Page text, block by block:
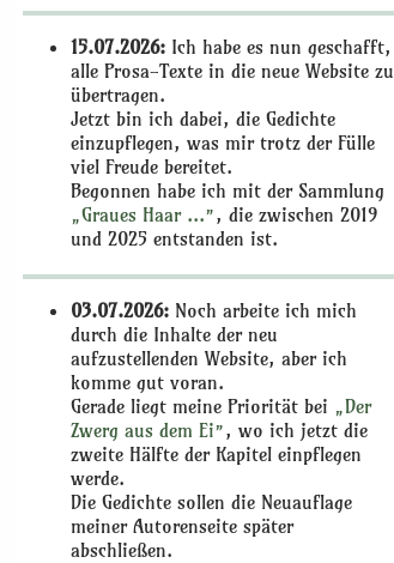
15.07.2026: Ich habe es nun geschafft,
alle Prosa-Texte in die neue Website zu
übertragen.
Jetzt bin ich dabei, die Gedichte
einzupflegen, was mir trotz der Fülle
viel Freude bereitet.
Begonnen habe ich mit der Sammlung
„Graues Haar ...”, die zwischen 2019
und 2025 entstanden ist.
03.07.2026: Noch arbeite ich mich
durch die Inhalte der neu
aufzustellenden Website, aber ich
komme gut voran.
Gerade liegt meine Priorität bei „Der
Zwerg aus dem Ei”, wo ich jetzt die
zweite Hälfte der Kapitel einpflegen
werde.
Die Gedichte sollen die Neuauflage
meiner Autorenseite später
abschließen.